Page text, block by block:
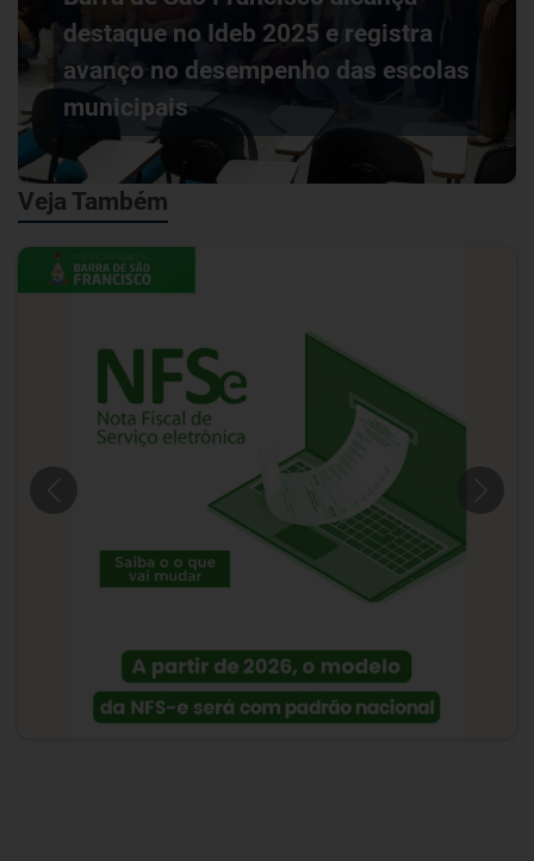
destaque no Ideb 2025 e registra
avanço no desempenho das escolas
municipais
Veja Também